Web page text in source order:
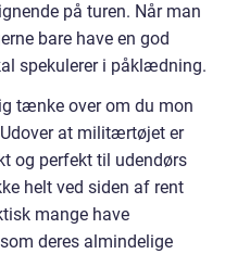
på turen. Når man
bare have en god
spekulerer i påklædning.
tænke over om du mon
at militærtøjet er
og perfekt til udendørs
helt ved siden af rent
mange have
deres almindelige